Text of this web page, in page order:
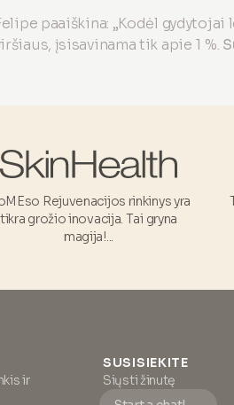
paaiškina: „Kodėl
įsisavinama tik apie 1 %.
Rejuvenacijos rinkinys yra
tikra grožio inovacija. Tai gryna
magija!...
ir
SUSISIEKITE
Siųsti žinutę